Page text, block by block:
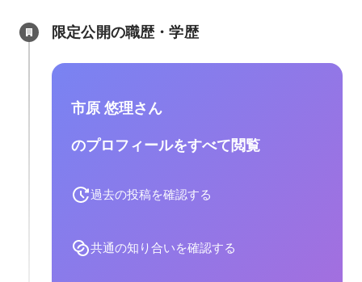
限定公開の職歴・学歴
市原 悠理さん
のプロフィールをすべて閲覧
過去の投稿を確認する
共通の知り合いを確認する